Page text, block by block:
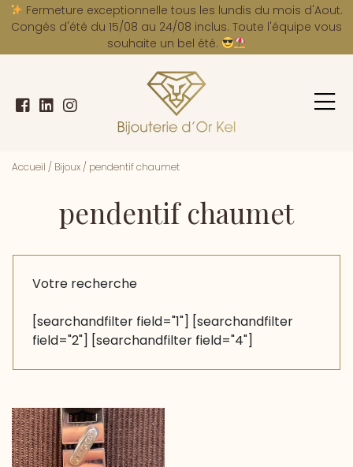
Fermeture exceptionnelle tous les lundis du mois d'Aout.
Congés d'été du 15/08 au 24/08 inclus. Toute l'équipe vous
souhaite un bel été.
Accueil / Bijoux / pendentif chaumet
pendentif chaumet
Votre recherche
[searchandfilter field="1"] [searchandfilter
field="2"] [searchandfilter field="4"]